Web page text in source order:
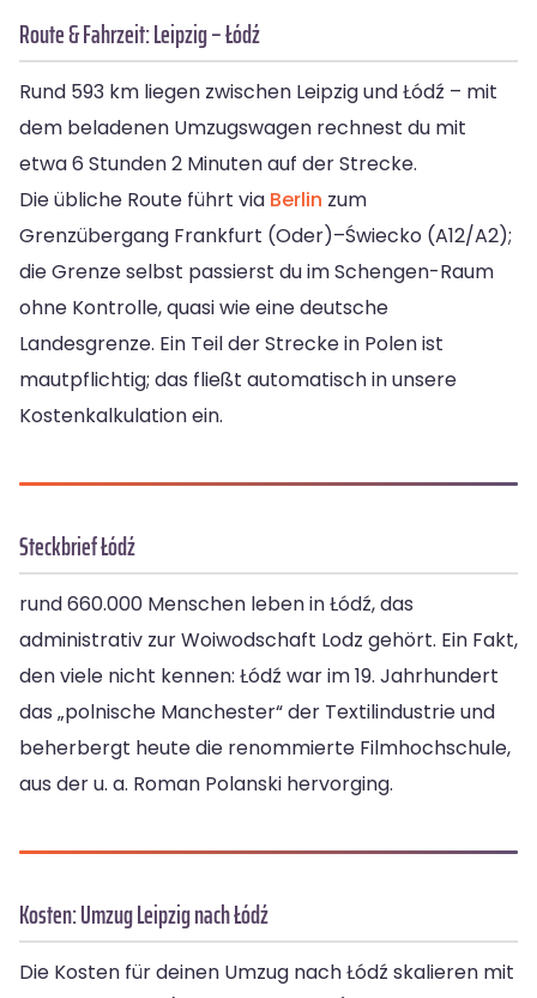
Route & Fahrzeit: Leipzig – Łódź
Rund 593 km liegen zwischen Leipzig und Łódź – mit
dem beladenen Umzugswagen rechnest du mit
etwa 6 Stunden 2 Minuten auf der Strecke.
Die übliche Route führt via Berlin zum
Grenzübergang Frankfurt (Oder)–Świecko (A12/A2);
die Grenze selbst passierst du im Schengen-Raum
ohne Kontrolle, quasi wie eine deutsche
Landesgrenze. Ein Teil der Strecke in Polen ist
mautpflichtig; das fließt automatisch in unsere
Kostenkalkulation ein.
Steckbrief Łódź
rund 660.000 Menschen leben in Łódź, das
administrativ zur Woiwodschaft Lodz gehört. Ein Fakt,
den viele nicht kennen: Łódź war im 19. Jahrhundert
das „polnische Manchester“ der Textilindustrie und
beherbergt heute die renommierte Filmhochschule,
aus der u. a. Roman Polanski hervorging.
Kosten: Umzug Leipzig nach Łódź
Die Kosten für deinen Umzug nach Łódź skalieren mit